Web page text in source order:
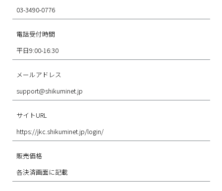
03-3490-0776
電話受付時間
平日9:00-16:30
メールアドレス
support@shikuminet.jp
サイトURL
https://jkc.shikuminet.jp/login/
販売価格
各決済画面に記載